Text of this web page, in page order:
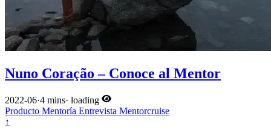
Nuno Coração – Conoce al Mentor
2022-06·4 mins· loading
Producto Mentoría Entrevista Mentorcruise
↑